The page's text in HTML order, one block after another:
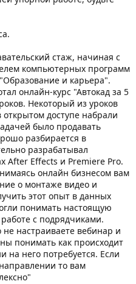
стаж, начиная с
компьютерных программ
и карьера".
онлайн-курс "Автокад за 5
Некоторый из уроков
доступе набрали
было продавать
разбирается в
разрабатывал
After Effects и Premiere Pro.
онлайн бизнесом вам
о монтаже видео и
этот опыт в данных
понимать настоящую
с подрядчиками.
настраиваете вебинар и
понимать как происходит
на него потребуется. Если
то вам